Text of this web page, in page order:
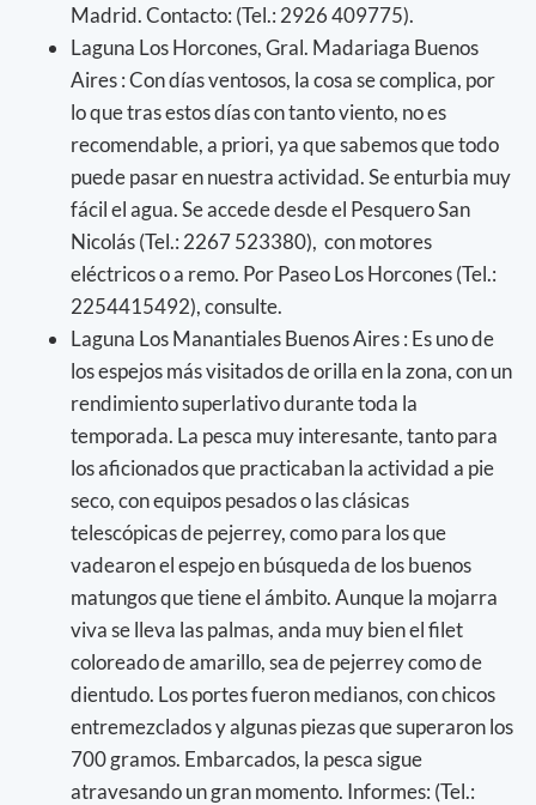
Madrid. Contacto: (Tel.: 2926 409775).
Laguna Los Horcones, Gral. Madariaga Buenos
Aires : Con días ventosos, la cosa se complica, por
lo que tras estos días con tanto viento, no es
recomendable, a priori, ya que sabemos que todo
puede pasar en nuestra actividad. Se enturbia muy
fácil el agua. Se accede desde el Pesquero San
Nicolás (Tel.: 2267 523380), con motores
eléctricos o a remo. Por Paseo Los Horcones (Tel.:
2254415492), consulte.
Laguna Los Manantiales Buenos Aires : Es uno de
los espejos más visitados de orilla en la zona, con un
rendimiento superlativo durante toda la
temporada. La pesca muy interesante, tanto para
los aficionados que practicaban la actividad a pie
seco, con equipos pesados o las clásicas
telescópicas de pejerrey, como para los que
vadearon el espejo en búsqueda de los buenos
matungos que tiene el ámbito. Aunque la mojarra
viva se lleva las palmas, anda muy bien el filet
coloreado de amarillo, sea de pejerrey como de
dientudo. Los portes fueron medianos, con chicos
entremezclados y algunas piezas que superaron los
700 gramos. Embarcados, la pesca sigue
atravesando un gran momento. Informes: (Tel.: